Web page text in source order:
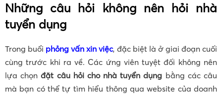
Những câu hỏi không nên hỏi nhà
tuyển dụng
Trong buổi phỏng vấn xin việc, đặc biệt là ở giai đoạn cuối
cùng trước khi ra về. Các ứng viên tuyệt đối không nên
lựa chọnđặt câu hỏi cho nhà tuyển dụng bằng các câu
mà bạn có thể tự tìm hiểu thông qua website của doanh